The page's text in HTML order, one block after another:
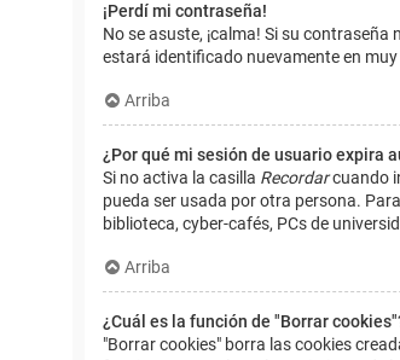
¡Perdí mi contraseña!
No se asuste, ¡calma! Si su
estará identificado nuevamente en
Arriba
¿Por qué mi sesión de usuario expira
Si no activa la casilla Recordarcuando
pueda ser usada por otra persona.
biblioteca, cyber-cafés, PCs de
Arriba
¿Cuál es la función de "Borrar
"Borrar cookies" borra las cookies